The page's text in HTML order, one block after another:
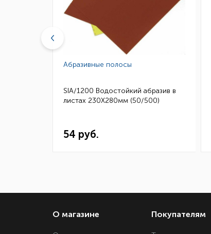
Абразивные полосы
SIA/1200 Водостойкий абразив в
листах 230Х280мм (50/500)
54 руб.
О магазине Покупателям